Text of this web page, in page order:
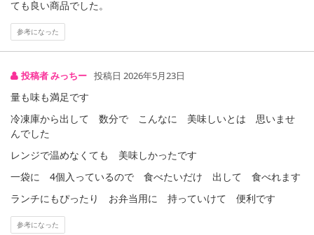
ても良い商品でした。
参考になった
投稿者 みっちー 投稿日 2026年5月23日
量も味も満足です
冷凍庫から出して 数分で こんなに 美味しいとは 思いませ
んでした
レンジで温めなくても 美味しかったです
一袋に 4個入っているので 食べたいだけ 出して 食べれます
ランチにもぴったり お弁当用に 持っていけて 便利です
参考になった